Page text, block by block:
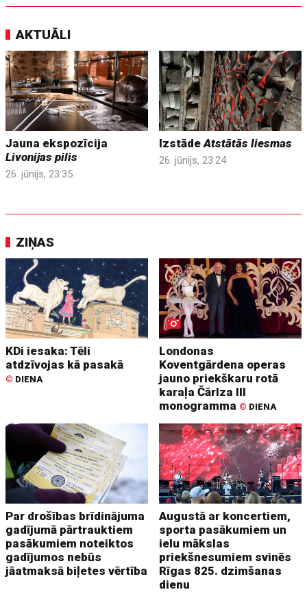
AKTUĀLI
Jauna ekspozīcija
Livonijas pilis
26. jūnijs, 23:35
IzstādeAtstātās liesmas
26. jūnijs, 23:24
ZIŅAS
KDi iesaka: Tēli
atdzīvojas kā pasakā
© DIENA
Londonas
Koventgārdena operas
jauno priekškaru rotā
karaļa Čārlza III
monogramma © DIENA
Par drošības brīdinājuma
gadījumā pārtrauktiem
pasākumiem noteiktos
gadījumos nebūs
jāatmaksā biļetes vērtība
Augustā ar koncertiem,
sporta pasākumiem un
ielu mākslas
priekšnesumiem svinēs
Rīgas 825. dzimšanas
dienu